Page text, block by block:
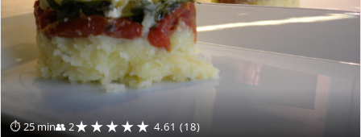
⏱ 25 min👥 2★★★★★ 4.61 (18)